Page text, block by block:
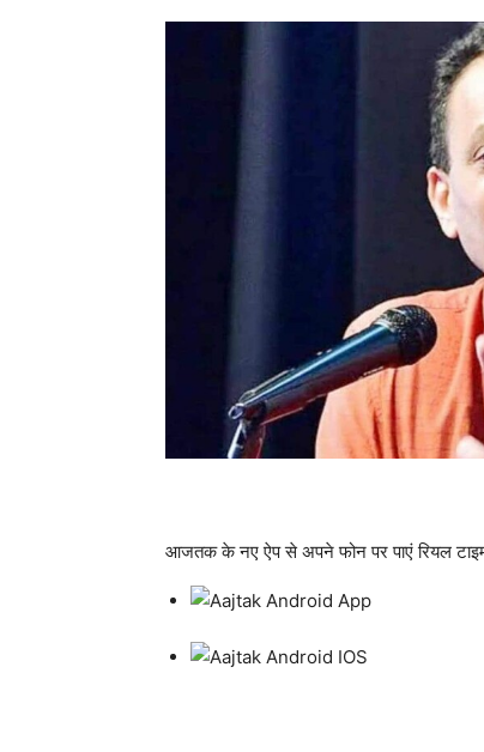
आजतक के नए ऐप से अपने फोन पर पाएं रियल